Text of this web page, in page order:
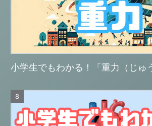
小学生でもわかる！「重力（じゅ